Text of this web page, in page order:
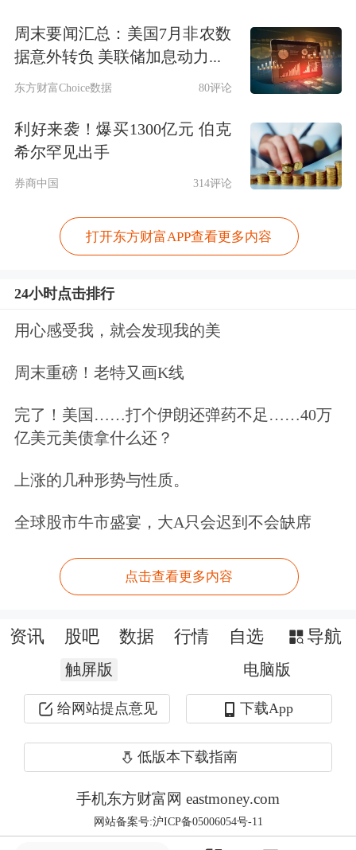
最牛股*ST新元属于工程机械行业：
公开资料显示，公司是一家集研发、设
一体的一流创新型高科技企业，产品涵
盖环境治理
、高端智能制造、智能控
6月30日，*ST新元公告称，公司于近日
收到债权人马建林送达的《通知》，申
请人已于近日向江西省抚州市中级人民
请。截至本公告披露日，公司尚未收到
法院启动预重整或受理重整申请的文
件，申请人的重整及预重整申请能否被
法院受理、公司后续是否进入预重整或
重整程序均存在不确定性。
7月1日，*ST新元再次公告称，公司因
涉嫌信息披露违法违规被证监会立案调
查，最终调查结果未出，
重整推进存在
重大不确定性
。此外，公司因2024年度
财报被出具无法表示意见审计报告及否
定意见内部控制，股票已被实施退市风
险警示和其他风险警示，若2025年度未
解决退市风险事项，公司股票将面临终
止上市风险。若重整失败，公司可能被
周末要闻汇总：美国7月非农数
据意外转负 美联储加息动力...
东方财富Choice数据 80评论
利好来袭！爆买1300亿元 伯克
希尔罕见出手
券商中国 314评论
打开东方财富APP查看更多内容
24小时点击排行
用心感受我，就会发现我的美
周末重磅！老特又画K线
完了！美国……打个伊朗还弹药不足……40万
亿美元美债拿什么还？
上涨的几种形势与性质。
全球股市牛市盛宴，大A只会迟到不会缺席
点击查看更多内容
资讯 股吧 数据 行情 自选 导航
触屏版 电脑版
给网站提点意见 下载App
低版本下载指南
手机东方财富网 eastmoney.com
网站备案号:沪ICP备05006054号-11